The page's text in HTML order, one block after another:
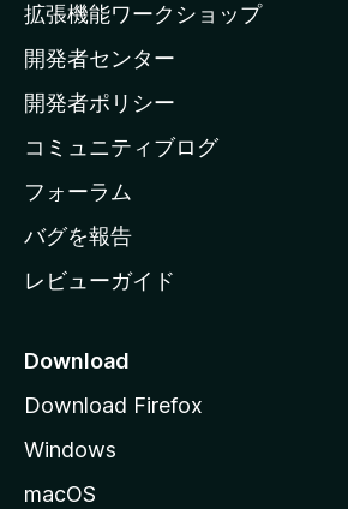
ホ
ー
ム
ー
ジ
へ
拡張機能ワークショップ
開発者センター
開発者ポリシー
コミュニティブログ
フォーラム
バグを報告
レビューガイド
Download
Download Firefox
Windows
macOS